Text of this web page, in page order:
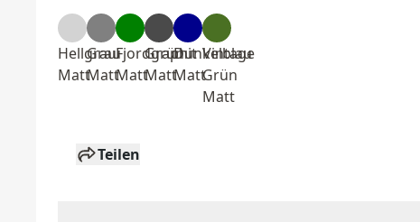
Hellgrau
Matt
Grau
Matt
Fjordgrün
Matt
Graphit
Matt
Dunkelblau
Matt
Vintage
Grün
Matt
Teilen